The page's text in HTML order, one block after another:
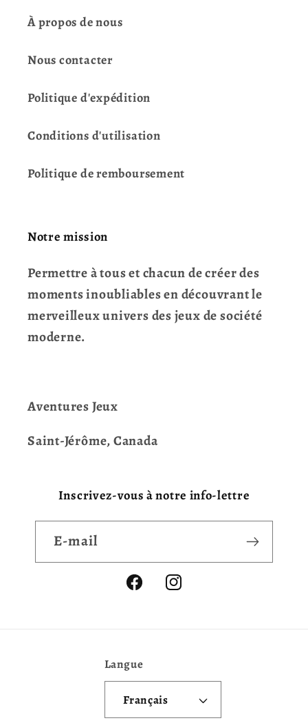
À propos de nous
Nous contacter
Politique d'expédition
Conditions d'utilisation
Politique de remboursement
Notre mission
Permettre à tous et chacun de créer des
moments inoubliables en découvrant le
merveilleux univers des jeux de société
moderne.
Aventures Jeux
Saint-Jérôme, Canada
Inscrivez-vous à notre info-lettre
E-mail
FacebookInstagram
Langue
Français